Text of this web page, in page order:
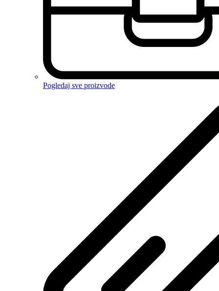
Pogledaj sve proizvode